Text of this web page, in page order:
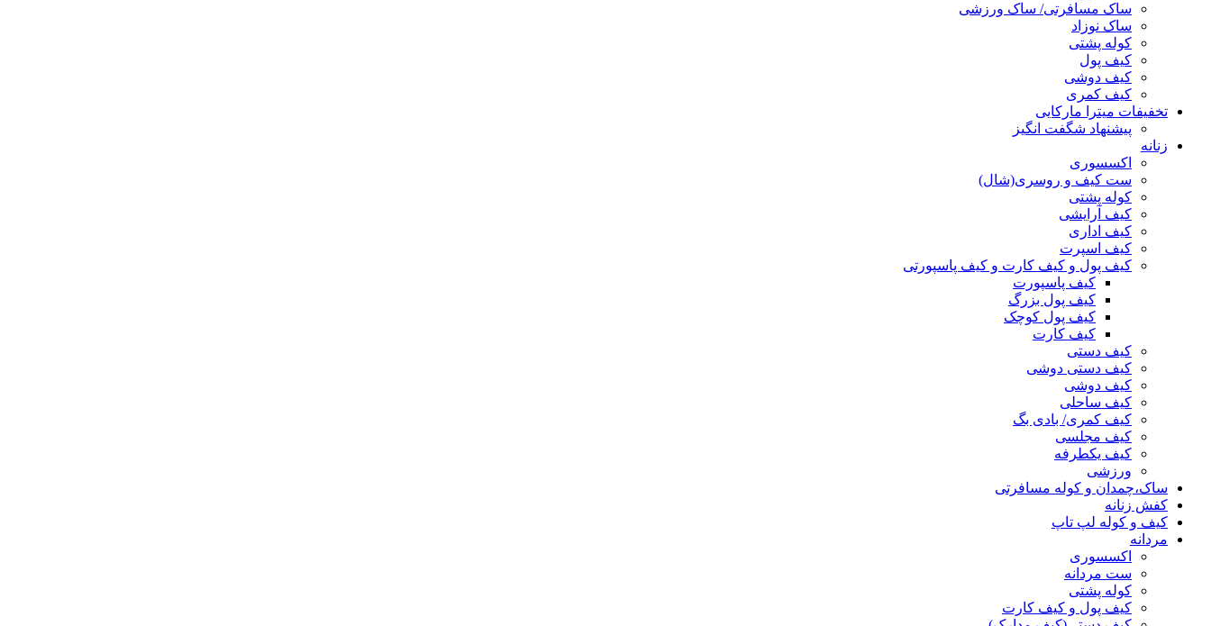
ساک مسافرتی/ ساک ورزشی
ساک نوزاد
کوله پشتی
کیف پول
کیف دوشی
کیف کمری
تخفیفات میترا مارکایی
پیشنهاد شگفت انگیز
زنانه
اکسسوری
ست کیف و روسری(شال)
کوله پشتی
کیف آرایشی
کیف اداری
کیف اسپرت
کیف پول و کیف کارت و کیف پاسپورتی
کیف پاسپورت
کیف پول بزرگ
کیف پول کوچک
کیف کارت
کیف دستی
کیف دستی دوشی
کیف دوشی
کیف ساحلی
کیف کمری/ بادی بگ
کیف مجلسی
کیف یکطرفه
ورزشی
ساک،چمدان و کوله مسافرتی
کفش زنانه
کیف و کوله لپ تاپ
مردانه
اکسسوری
ست مردانه
کوله پشتی
کیف پول و کیف کارت